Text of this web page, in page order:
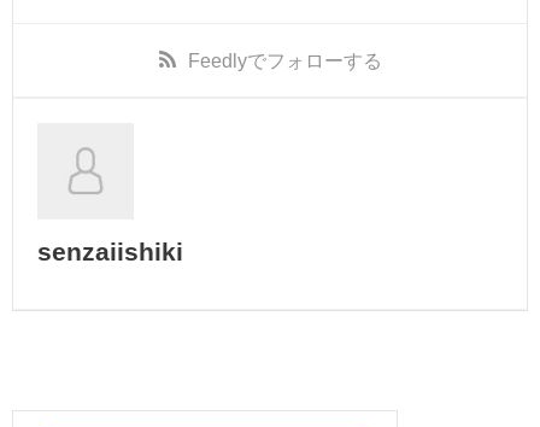
Feedlyでフォローする
senzaiishiki